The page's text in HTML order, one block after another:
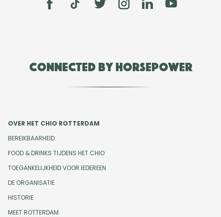
Connected by Horsepower
OVER HET CHIO ROTTERDAM
BEREIKBAARHEID
FOOD & DRINKS TIJDENS HET CHIO
TOEGANKELIJKHEID VOOR IEDEREEN
DE ORGANISATIE
HISTORIE
MEET ROTTERDAM